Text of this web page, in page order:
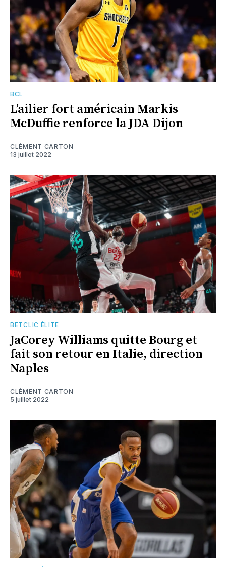
BCL
L’ailier fort américain Markis
McDuffie renforce la JDA Dijon
CLÉMENT CARTON
13 juillet 2022
BETCLIC ÉLITE
JaCorey Williams quitte Bourg et
fait son retour en Italie, direction
Naples
CLÉMENT CARTON
5 juillet 2022